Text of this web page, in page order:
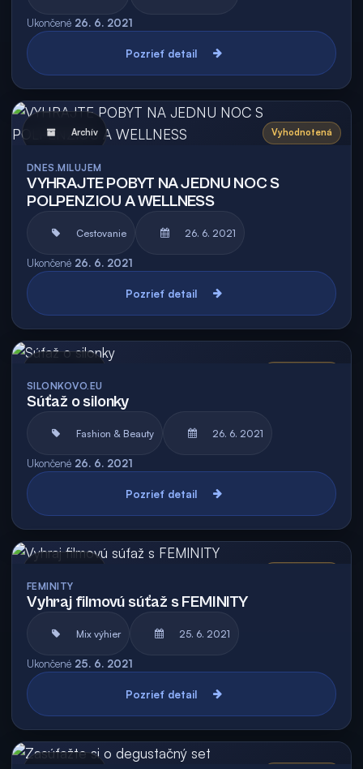
Ukončené 26. 6. 2021
Pozrieť detail
Archív Vyhodnotená
DNES.MILUJEM
VYHRAJTE POBYT NA JEDNU NOC S
POLPENZIOU A WELLNESS
Cestovanie 26. 6. 2021
Ukončené 26. 6. 2021
Pozrieť detail
SILONKOVO.EU
Súťaž o silonky
Fashion & Beauty 26. 6. 2021
Ukončené 26. 6. 2021
Pozrieť detail
FEMINITY
Vyhraj filmovú súťaž s FEMINITY
Mix výhier 25. 6. 2021
Ukončené 25. 6. 2021
Pozrieť detail